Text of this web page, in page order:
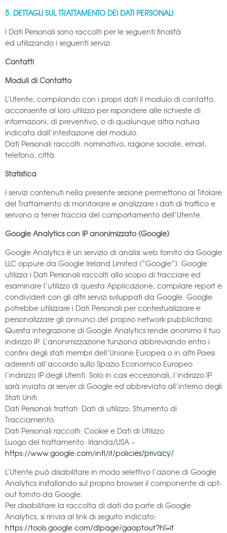
5. DETTAGLI SUL TRATTAMENTO DEI DATI PERSONALI
I Dati Personali sono raccolti per le seguenti finalità
ed utilizzando i seguenti servizi:
Contatti
Moduli di Contatto
L’Utente, compilando con i propri dati il modulo di contatto,
acconsente al loro utilizzo per rispondere alle richieste di
informazioni, di preventivo, o di qualunque altra natura
indicata dall’intestazione del modulo.
Dati Personali raccolti: nominativo, ragione sociale, email,
telefono, città.
Statistica
I servizi contenuti nella presente sezione permettono al Titolare
del Trattamento di monitorare e analizzare i dati di traffico e
servono a tener traccia del comportamento dell’Utente.
Google Analytics con IP anonimizzato (Google)
Google Analytics è un servizio di analisi web fornito da Google
LLC oppure da Google Ireland Limited (“Google”). Google
utilizza i Dati Personali raccolti allo scopo di tracciare ed
esaminare l’utilizzo di questa Applicazione, compilare report e
condividerli con gli altri servizi sviluppati da Google. Google
potrebbe utilizzare i Dati Personali per contestualizzare e
personalizzare gli annunci del proprio network pubblicitario.
Questa integrazione di Google Analytics rende anonimo il tuo
indirizzo IP. L’anonimizzazione funziona abbreviando entro i
confini degli stati membri dell’Unione Europea o in altri Paesi
aderenti all’accordo sullo Spazio Economico Europeo
l’indirizzo IP degli Utenti. Solo in casi eccezionali, l’indirizzo IP
sarà inviato ai server di Google ed abbreviato all’interno degli
Stati Uniti.
Dati Personali trattati: Dati di utilizzo; Strumento di
Tracciamento.
Dati Personali raccolti: Cookie e Dati di Utilizzo.
Luogo del trattamento: Irlanda/USA –
https://www.google.com/intl/it/policies/privacy/
L’Utente può disabilitare in modo selettivo l’azione di Google
Analytics installando sul proprio browser il componente di opt-
out fornito da Google.
Per disabilitare la raccolta di dati da parte di Google
Analytics, si rinvia al link di seguito indicato:
https://tools.google.com/dlpage/gaoptout?hl=it